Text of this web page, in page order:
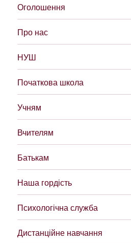
Оголошення
Про нас
НУШ
Початкова школа
Учням
Вчителям
Батькам
Наша гордість
Психологічна служба
Дистанційне навчання